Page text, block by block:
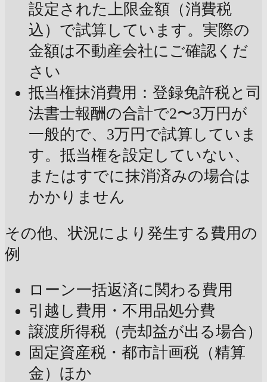
設定された上限金額（消費税
込）で試算しています。実際の
金額は不動産会社にご確認くだ
さい
抵当権抹消費用：登録免許税と司
法書士報酬の合計で2〜3万円が
一般的で、3万円で試算していま
す。抵当権を設定していない、
またはすでに抹消済みの場合は
かかりません
その他、状況により発生する費用の
例
ローン一括返済に関わる費用
引越し費用・不用品処分費
譲渡所得税（売却益が出る場合）
固定資産税・都市計画税（精算
金）ほか